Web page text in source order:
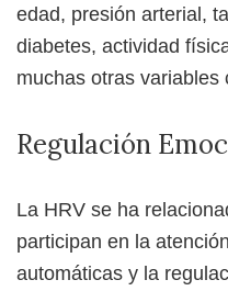
edad, presión arterial,
diabetes, actividad
muchas otras variables
Regulación
La HRV se ha
participan en la
automáticas y la